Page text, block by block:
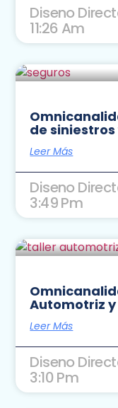
Diseno
11:26 Am
de
Leer Más
Diseno
3:49 Pm
Automotriz
Leer Más
Diseno
3:10 Pm